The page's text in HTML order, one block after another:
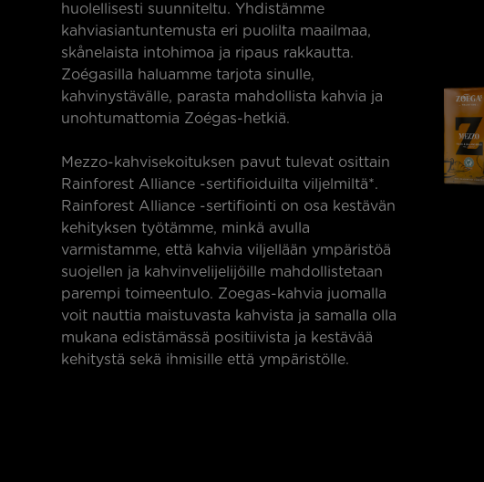
huolellisesti suunniteltu. Yhdistämme
kahviasiantuntemusta eri puolilta maailmaa,
skånelaista intohimoa ja ripaus rakkautta.
Zoégasilla haluamme tarjota sinulle,
kahvinystävälle, parasta mahdollista kahvia ja
unohtumattomia Zoégas-hetkiä.
Mezzo-kahvisekoituksen pavut tulevat osittain
Rainforest Alliance -sertifioiduilta viljelmiltä*.
Rainforest Alliance -sertifiointi on osa kestävän
kehityksen työtämme, minkä avulla
varmistamme, että kahvia viljellään ympäristöä
suojellen ja kahvinvelijelijöille mahdollistetaan
parempi toimeentulo. Zoegas-kahvia juomalla
voit nauttia maistuvasta kahvista ja samalla olla
mukana edistämässä positiivista ja kestävää
kehitystä sekä ihmisille että ympäristölle.